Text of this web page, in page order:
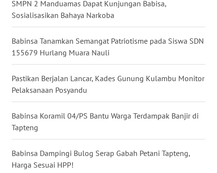
SMPN 2 Manduamas Dapat Kunjungan Babisa,
Sosialisasikan Bahaya Narkoba
Babinsa Tanamkan Semangat Patriotisme pada Siswa SDN
155679 Hurlang Muara Nauli
Pastikan Berjalan Lancar, Kades Gunung Kulambu Monitor
Pelaksanaan Posyandu
Babinsa Koramil 04/PS Bantu Warga Terdampak Banjir di
Tapteng
Babinsa Dampingi Bulog Serap Gabah Petani Tapteng,
Harga Sesuai HPP!
WN
WN
WN
MALUKU
WN
MALUT